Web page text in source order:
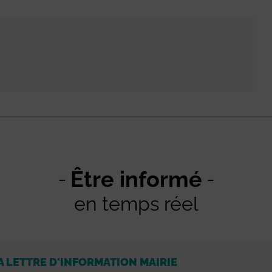
Être informé
en temps réel
LETTRE D'INFORMATION MAIRIE